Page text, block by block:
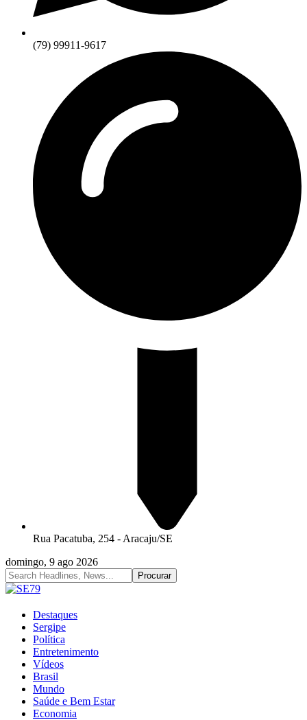
(79) 99911-9617
Rua Pacatuba, 254 - Aracaju/SE
domingo, 9 ago 2026
Destaques
Sergipe
Política
Entretenimento
Vídeos
Brasil
Mundo
Saúde e Bem Estar
Economia